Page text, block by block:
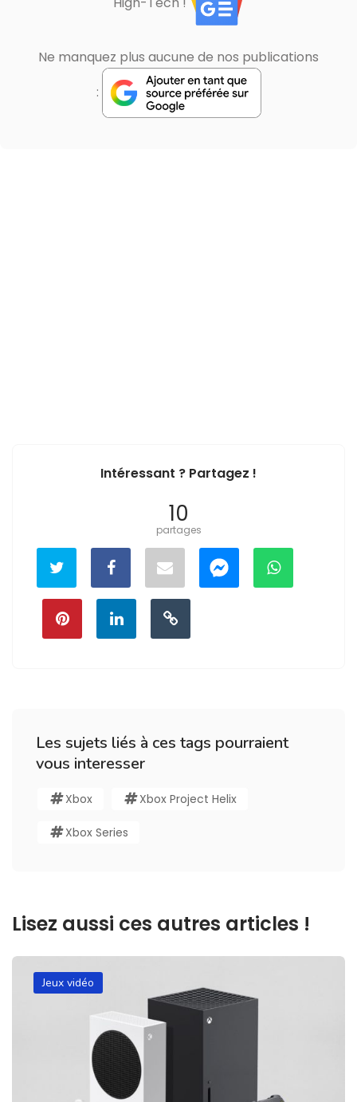
Ne manquez plus aucune de nos publications
:
Intéressant ? Partagez !
10
partages
Les sujets liés à ces tags pourraient
vous interesser
Xbox Xbox Project Helix
Xbox Series
Lisez aussi ces autres articles !
Jeux vidéo